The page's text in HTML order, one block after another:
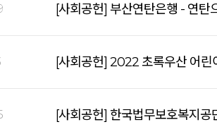
[사회공헌] 부산연탄은행 - 연탄
[사회공헌] 2022 초록우산 어린
[사회공헌] 한국법무보호복지